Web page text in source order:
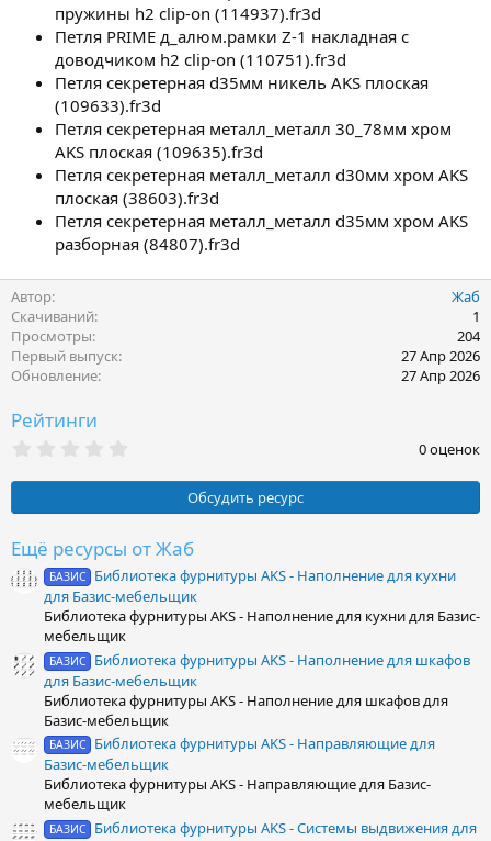
пружины h2 clip-on (114937).fr3d
Петля PRIME д_алюм.рамки Z-1 накладная с
доводчиком h2 clip-on (110751).fr3d
Петля секретерная d35мм никель AKS плоская
(109633).fr3d
Петля секретерная металл_металл 30_78мм хром
AKS плоская (109635).fr3d
Петля секретерная металл_металл d30мм хром AKS
плоская (38603).fr3d
Петля секретерная металл_металл d35мм хром AKS
разборная (84807).fr3d
Автор
Жаб
Скачиваний
1
Просмотры
204
Первый выпуск
27 Апр 2026
Обновление
27 Апр 2026
Рейтинги
0
з
ё
з
д
0 оценок
Обсудить ресурс
Ещё ресурсы от Жаб
БАЗИС
Библиотека фурнитуры AKS - Наполнение для кухни
для Базис-мебельщик
Библиотека фурнитуры AKS - Наполнение для кухни для Базис-
мебельщик
БАЗИС
Библиотека фурнитуры AKS - Наполнение для шкафов
для Базис-мебельщик
Библиотека фурнитуры AKS - Наполнение для шкафов для
Базис-мебельщик
БАЗИС
Библиотека фурнитуры AKS - Направляющие для
Базис-мебельщик
Библиотека фурнитуры AKS - Направляющие для Базис-
мебельщик
БАЗИС
Библиотека фурнитуры AKS - Системы выдвижения для